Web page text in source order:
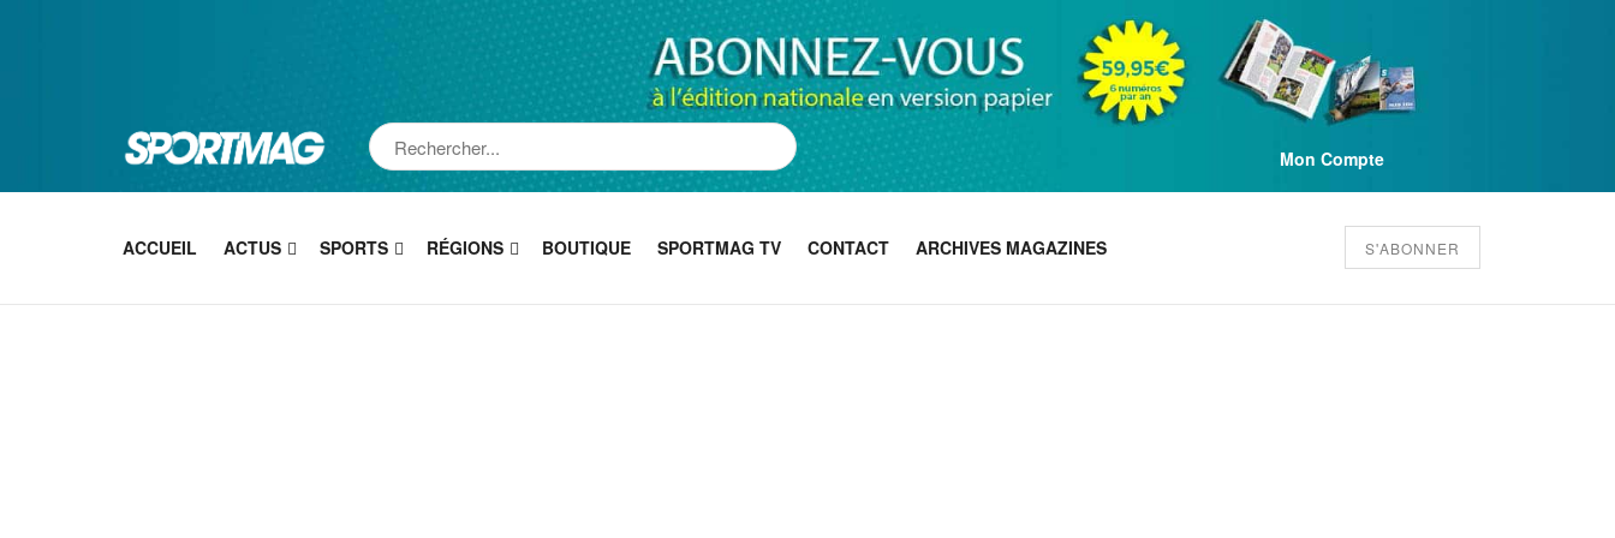
Mon Compte
ACCUEIL ACTUS SPORTS RÉGIONS BOUTIQUE SPORTMAG TV CONTACT ARCHIVES MAGAZINES S'ABONNER